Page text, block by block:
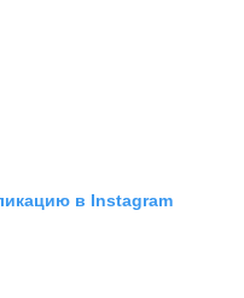
в Instagram